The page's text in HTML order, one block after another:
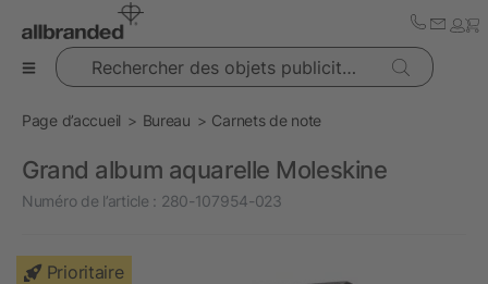
Rechercher des objets publicitaires
Page d’accueil Bureau Carnets de note
Grand album aquarelle Moleskine
Numéro de l’article : 280-107954-023
Prioritaire